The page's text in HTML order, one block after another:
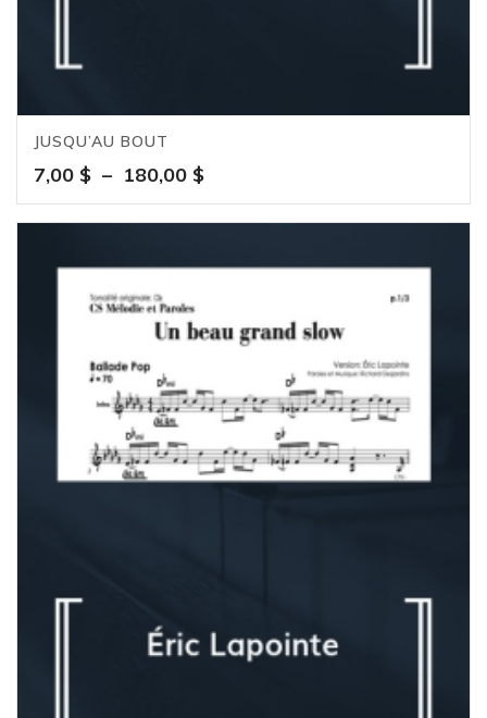
JUSQU’AU BOUT
7,00 $ – 180,00 $Plage
de
prix :
à